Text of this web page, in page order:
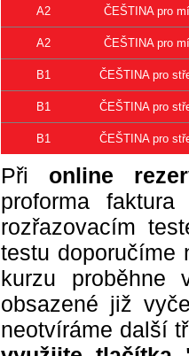
A2 ČEŠTINA pro
A2 ČEŠTINA pro
B1 ČEŠTINA pro
B1 ČEŠTINA pro
B1 ČEŠTINA pro
Při online
proforma
rozřazovacím
testu doporučíme
kurzu proběhne
obsazené již
neotvíráme další